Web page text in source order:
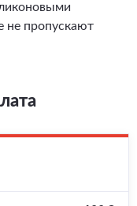
не пропускают